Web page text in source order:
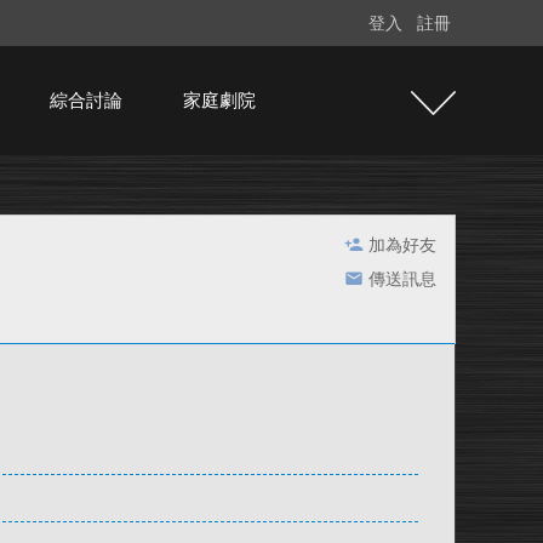
登入 註冊
綜合討論 家庭劇院
加為好友
傳送訊息